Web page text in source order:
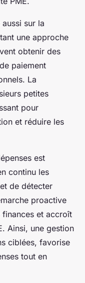
aussi sur la
une approche
obtenir des
paiement
La
petites
pour
et réduire les
est
continu les
de détecter
proactive
finances et accroît
Ainsi, une gestion
ciblées, favorise
tout en